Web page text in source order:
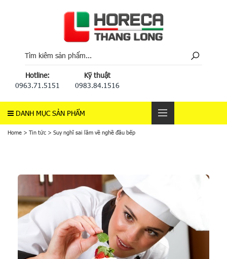
Hotline:
0963.71.5151
Kỹ thuật
0983.84.1516
DANH MỤC SẢN PHẨM
Home > Tin tức > Suy nghĩ sai lầm về nghề đầu bếp